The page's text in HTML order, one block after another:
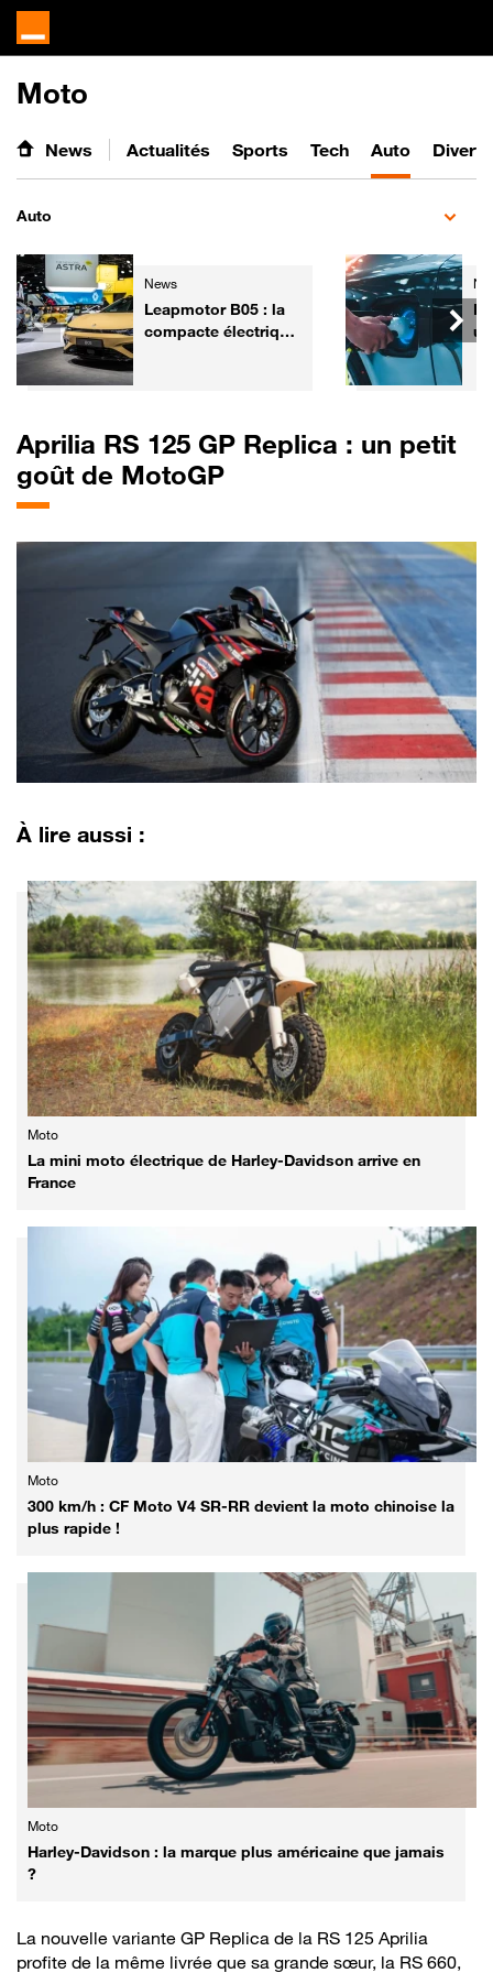
Moto
News Actualités Sports Tech Auto
Auto
News
Leapmotor B05 : la
compacte électrique
Aprilia RS 125 GP Replica : un petit
goût de MotoGP
À lire aussi :
Moto
La mini moto électrique de Harley-Davidson arrive en
France
Moto
300 km/h : CF Moto V4 SR-RR devient la moto chinoise la
plus rapide !
Moto
Harley-Davidson : la marque plus américaine que jamais
?
La nouvelle variante GP Replica de la RS 125 Aprilia
profite de la même livrée que sa grande sœur, la RS 660,